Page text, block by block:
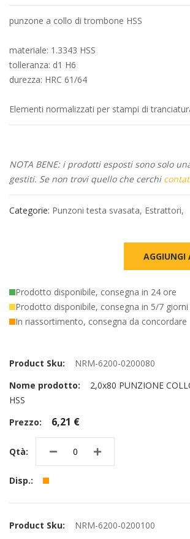
immagini
punzone a collo di trombone HSS
materiale: 1.3343 HSS
tolleranza: d1 H6
durezza: HRC 61/64
Elementi normalizzati per stampi di
NOTA BENE: i prodotti esposti sono solo
gestiti. Se non trovi quello che cerchi
Categorie: Punzoni testa svasata, Estrattori,
AGGIUNGI
Prodotto disponibile, consegna in 24 ore
Prodotto disponibile, consegna in 5/7 giorni
In riassortimento, consegna da concordare
prodotti
NRM-6200-0200080
2,0x80 PUNZIONE
HSS
6,21 €
NRM-6200-0200100